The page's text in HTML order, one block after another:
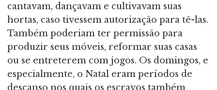
cantavam, dançavam e cultivavam suas
hortas, caso tivessem autorização para tê-las.
Também poderiam ter permissão para
produzir seus móveis, reformar suas casas
ou se entreterem com jogos. Os domingos, e
especialmente, o Natal eram períodos de
descanso nos quais os escravos também